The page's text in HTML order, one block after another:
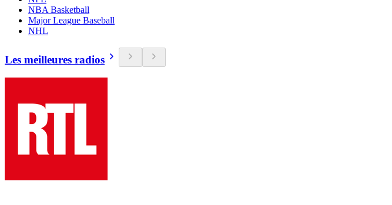
NBA Basketball
Major League Baseball
NHL
Les meilleures radios